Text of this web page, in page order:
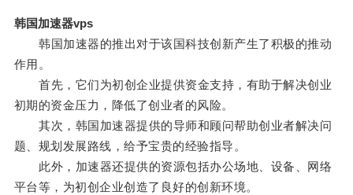
韩国加速器vps
韩国加速器的推出对于该国科技创新产生了积极的推动
作用。
首先，它们为初创企业提供资金支持，有助于解决创业
初期的资金压力，降低了创业者的风险。
其次，韩国加速器提供的导师和顾问帮助创业者解决问
题、规划发展路线，给予宝贵的经验指导。
此外，加速器还提供的资源包括办公场地、设备、网络
平台等，为初创企业创造了良好的创新环境。